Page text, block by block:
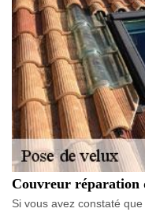
Couvreur réparation
Si vous avez constaté